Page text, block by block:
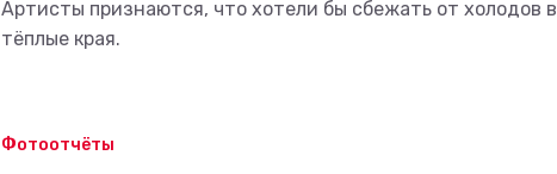
Артисты признаются, что хотели бы сбежать от холодов в
тёплые края.
Фотоотчёты